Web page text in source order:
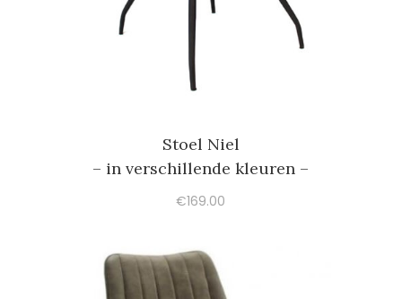
Stoel Niel
– in verschillende kleuren –
€169.00